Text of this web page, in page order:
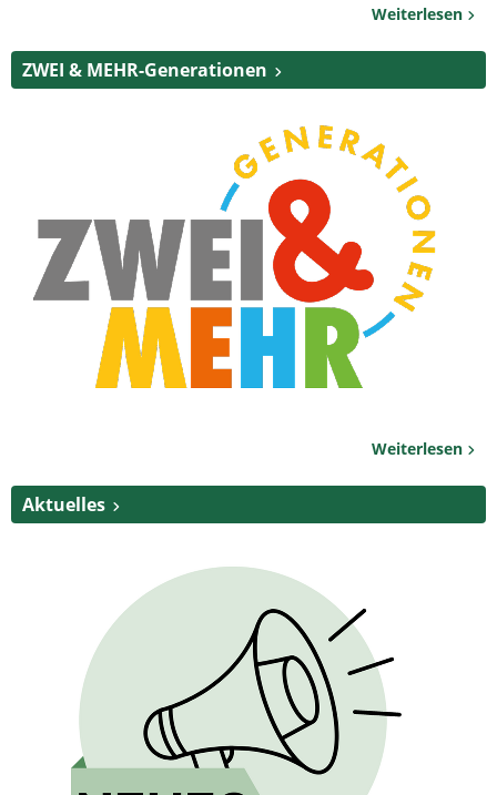
Weiterlesen
ZWEI & MEHR-Generationen
Weiterlesen
Aktuelles